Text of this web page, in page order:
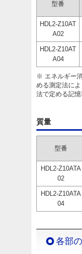
型番
HDL2-Z10AT
A02
HDL2-Z10AT
A04
※ エネルギー
める測定法に
法で定める記憶
質量
型番
HDL2-Z10ATA
02
HDL2-Z10ATA
04
各部